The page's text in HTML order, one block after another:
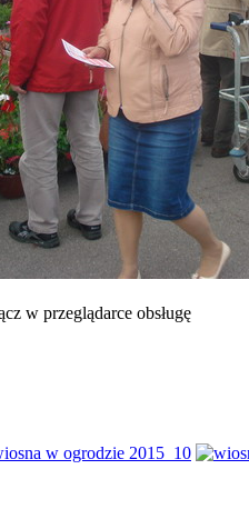
w przeglądarce obsługę